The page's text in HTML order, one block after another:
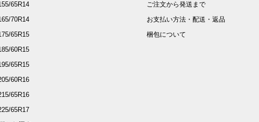
65R14
70R14
65R15
60R15
65R15
60R16
65R16
65R17
ご注文から発送まで
お支払い方法・配送・返品
梱包について